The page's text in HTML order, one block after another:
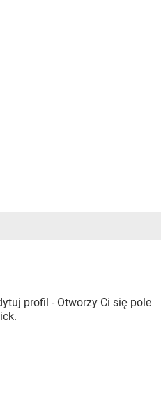
profil - Otworzy Ci się pole